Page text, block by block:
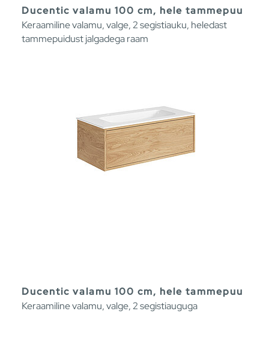
Ducentic valamu 100 cm, hele tammepuu
Keraamiline valamu, valge, 2 segistiauku, heledast
tammepuidust jalgadega raam
Ducentic valamu 100 cm, hele tammepuu
Keraamiline valamu, valge, 2 segistiauguga